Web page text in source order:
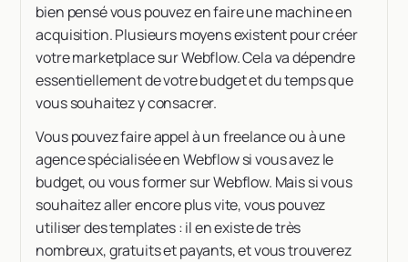
bien pensé vous pouvez en faire une machine en
acquisition. Plusieurs moyens existent pour créer
votre marketplace sur Webflow. Cela va dépendre
essentiellement de votre budget et du temps que
vous souhaitez y consacrer.
Vous pouvez faire appel à un freelance ou à une
agence spécialisée en Webflow si vous avez le
budget, ou vous former sur Webflow. Mais si vous
souhaitez aller encore plus vite, vous pouvez
utiliser des templates : il en existe de très
nombreux, gratuits et payants, et vous trouverez